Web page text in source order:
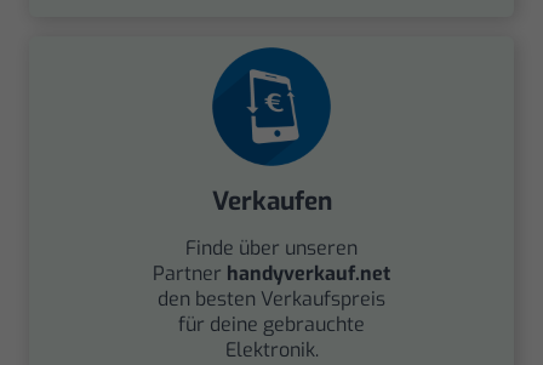
Verkaufen
Finde über unseren
Partner handyverkauf.net
den besten Verkaufspreis
für deine gebrauchte
Elektronik.